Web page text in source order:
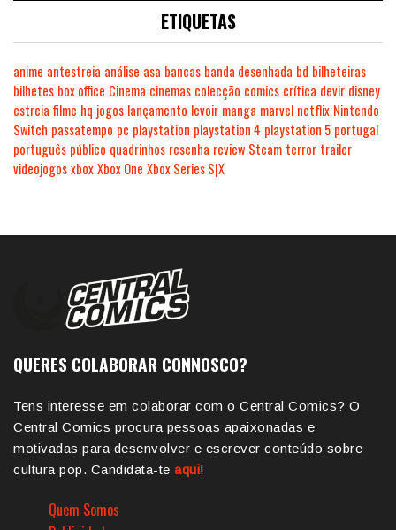
ETIQUETAS
anime antestreia análise asa bancas banda desenhada bd bilheteiras
bilhetes box office Cinema cinemas colecção comics crítica devir disney
estreia filme hq jogos lançamento levoir manga marvel netflix Nintendo
Switch passatempo pc playstation playstation 4 playstation 5 portugal
português público quadrinhos resenha review Steam terror trailer
videojogosxboxXbox One Xbox Series S|X
QUERES COLABORAR CONNOSCO?
Tens interesse em colaborar com o Central Comics? O
Central Comics procura pessoas apaixonadas e
motivadas para desenvolver e escrever conteúdo sobre
cultura pop. Candidata-te aqui!
Quem Somos